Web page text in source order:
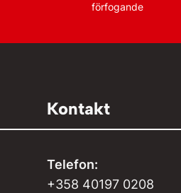
förfogande
Kontakt
Telefon:
+358 40197 0208